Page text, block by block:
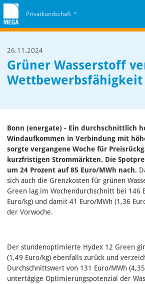
Zum
Privatkundschaft
26.11.2024
Grüner Wasserstoff
Wettbewerbsfähigkeit
Bonn (energate) - Ein durchschnittlich
Windaufkommen in Verbindung mit
sorgte vergangene Woche für
kurzfristigen Strommärkten. Die
um 24 Prozent auf 85 Euro/MWh nach.
sich auch die Grenzkosten für grünen
Green lag im Wochendurchschnitt bei 146
Euro/kg) und damit 41 Euro/MWh (1,36
der Vorwoche.
Der stundenoptimierte Hydex 12 Green
(1,49 Euro/kg) ebenfalls zurück und
Durchschnittswert von 131 Euro/MWh
untertägige Optimierungspotenzial der